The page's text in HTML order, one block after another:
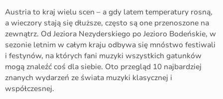
Austria to kraj wielu scen – a gdy latem temperatury rosną,
a wieczory stają się dłuższe, często są one przenoszone na
zewnątrz. Od Jeziora Nezyderskiego po Jezioro Bodeńskie, w
sezonie letnim w całym kraju odbywa się mnóstwo festiwali
i festynów, na których fani muzyki wszystkich gatunków
mogą znaleźć coś dla siebie. Oto przegląd 10 najbardziej
znanych wydarzeń ze świata muzyki klasycznej i
współczesnej.